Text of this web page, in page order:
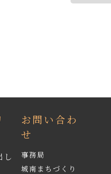
し
お問い合わ
せ
事務局
城南まちづくり